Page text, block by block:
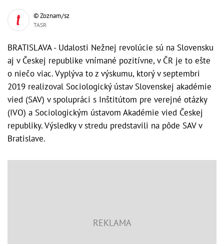
© Zoznam/sz
TASR
BRATISLAVA - Udalosti Nežnej revolúcie sú na Slovensku
aj v Českej republike vnímané pozitívne, v ČR je to ešte
o niečo viac. Vyplýva to z výskumu, ktorý v septembri
2019 realizoval Sociologický ústav Slovenskej akadémie
vied (SAV) v spolupráci s Inštitútom pre verejné otázky
(IVO) a Sociologickým ústavom Akadémie vied Českej
republiky. Výsledky v stredu predstavili na pôde SAV v
Bratislave.